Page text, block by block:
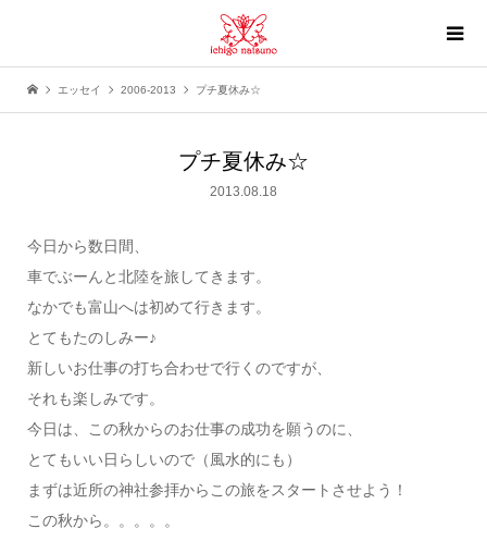
エッセイ 2006-2013 プチ夏休み☆
プチ夏休み☆
2013.08.18
今日から数日間、
車でぶーんと北陸を旅してきます。
なかでも富山へは初めて行きます。
とてもたのしみー♪
新しいお仕事の打ち合わせで行くのですが、
それも楽しみです。
今日は、この秋からのお仕事の成功を願うのに、
とてもいい日らしいので（風水的にも）
まずは近所の神社参拝からこの旅をスタートさせよう！
この秋から。。。。。